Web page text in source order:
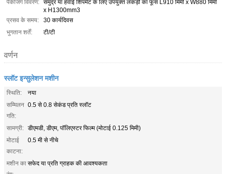
पैकेजिंग विवरण: समुद्र या हवाई शिपमेंट के लिए उपयुक्त लकड़ी का फूस L910 मिमी x W880 मिमी
x H1300mm3
प्रसव के समय:
30 कार्यदिवस
भुगतान शर्तें:
टी/टी
वर्णन
स्लॉट इन्सुलेशन मशीन
स्थिति:
नया
सम्मिलन
गति:
0.5 से 0.8 सेकंड प्रति स्लॉट
सामग्री: डीएमडी, डीएम, पॉलिएस्टर फिल्म (मोटाई 0.125 मिमी)
मोटाई
काटना:
0.5 मी से नीचे
मशीन का सफेद या प्रति ग्राहक की आवश्यकता